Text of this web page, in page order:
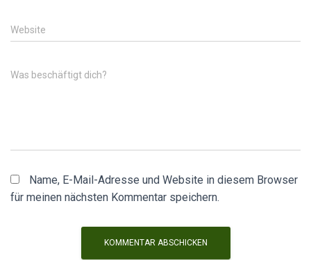
Website
Was beschäftigt dich?
Name, E-Mail-Adresse und Website in diesem Browser
für meinen nächsten Kommentar speichern.